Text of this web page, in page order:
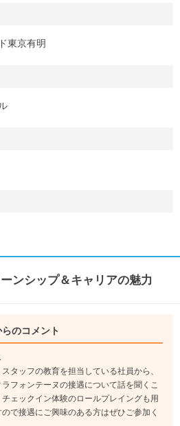
東京有明
ンシップ＆キャリアの魅力
のコメント
タッフの教育を担当している社員から、
フォンテーヌの接遇について話を聞くこ
チェックイン体験のロールプレイングも用
で接遇にご興味のある方はぜひご参加く